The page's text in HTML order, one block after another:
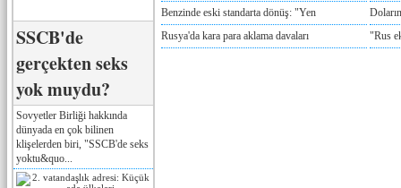
SSCB'de
gerçekten seks
yok muydu?
Sovyetler Birliği hakkında
dünyada en çok bilinen
klişelerden biri, "SSCB'de seks
yoktu&quo...
Benzinde eski standarta dönüş: "Yen
Rusya'da kara para aklama davaları
"Rus